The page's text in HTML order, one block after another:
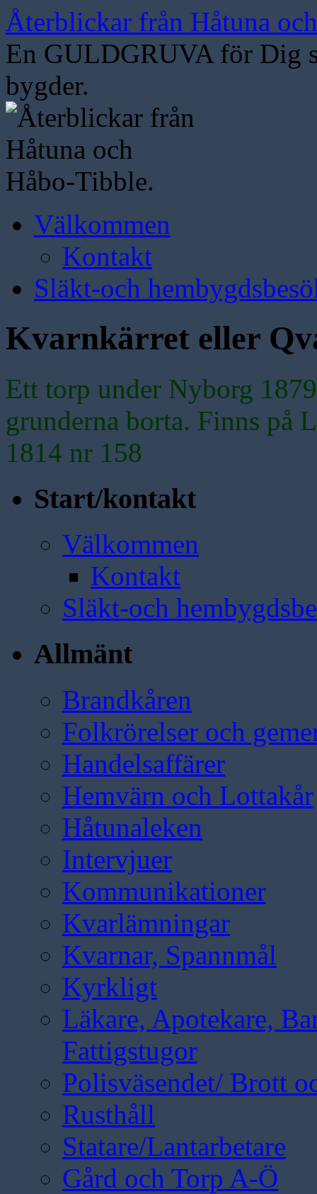
Hoppa
till
innehåll
Återblickar från Håtuna
En GULDGRUVA för Dig
bygder.
Välkommen
Kontakt
Släkt-och
Kvarnkärret eller
Ett torp under Nyborg
grunderna borta. Finns på
1814 nr 158
Start/kontakt
Välkommen
Kontakt
Släkt-och
Allmänt
Brandkåren
Folkrörelser och
Handelsaffärer
Hemvärn och Lottakår
Håtunaleken
Intervjuer
Kommunikationer
Kvarlämningar
Kvarnar, Spannmål
Kyrkligt
Läkare, Apotekare,
Fattigstugor
Polisväsendet/ Brott
Rusthåll
Statare/Lantarbetare
Gård och Torp A-Ö